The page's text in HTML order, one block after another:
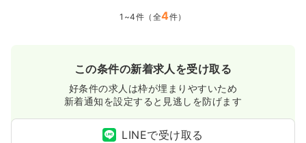
1~4件（全4件）
この条件の新着求人を受け取る
好条件の求人は枠が埋まりやすいため
新着通知を設定すると見逃しを防げます
LINEで受け取る